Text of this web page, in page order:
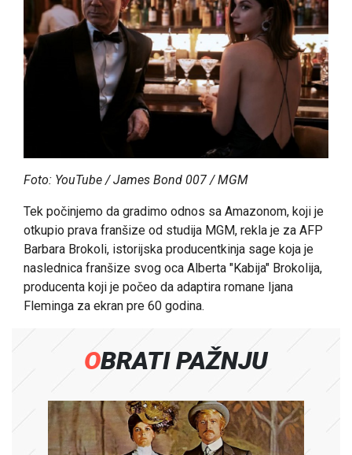
Foto: YouTube / James Bond 007 / MGM
Tek počinjemo da gradimo odnos sa Amazonom, koji je
otkupio prava franšize od studija MGM, rekla je za AFP
Barbara Brokoli, istorijska producentkinja sage koja je
naslednica franšize svog oca Alberta "Kabija" Brokolija,
producenta koji je počeo da adaptira romane Ijana
Fleminga za ekran pre 60 godina.
OBRATI PAŽNJU